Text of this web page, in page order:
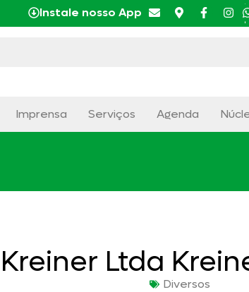
Instale nosso App
Imprensa Serviços Agenda
Kreiner Ltda
Diversos